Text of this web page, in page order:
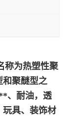
称为热塑性聚
和聚醚型之
、耐油，透
玩具、装饰材